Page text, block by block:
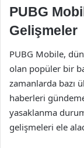
PUBG
Gelişmeler
PUBG Mobile,
olan popüler bir
zamanlarda bazı
haberleri
yasaklanma
gelişmeleri ele